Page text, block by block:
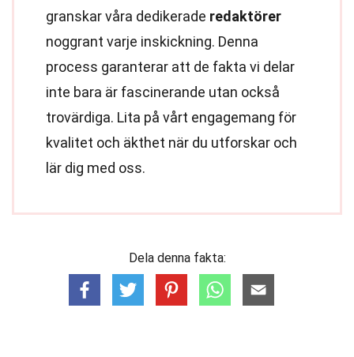
granskar våra dedikerade redaktörer
noggrant varje inskickning. Denna
process garanterar att de fakta vi delar
inte bara är fascinerande utan också
trovärdiga. Lita på vårt engagemang för
kvalitet och äkthet när du utforskar och
lär dig med oss.
Dela denna fakta: